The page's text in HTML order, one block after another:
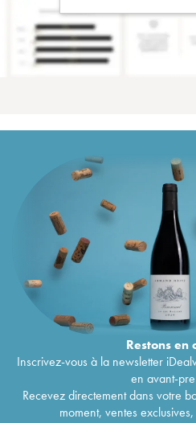
Restons en
Inscrivez-vous à la newsletter
en avant-
Recevez directement dans votre
moment, ventes